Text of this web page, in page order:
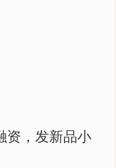
资，发新品小